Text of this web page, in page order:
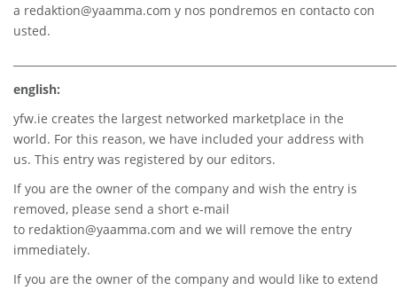
a redaktion@yaamma.com y nos pondremos en contacto con
usted.
english:
yfw.ie creates the largest networked marketplace in the
world. For this reason, we have included your address with
us. This entry was registered by our editors.
If you are the owner of the company and wish the entry is
removed, please send a short e-mail
to redaktion@yaamma.com and we will remove the entry
immediately.
If you are the owner of the company and would like to extend